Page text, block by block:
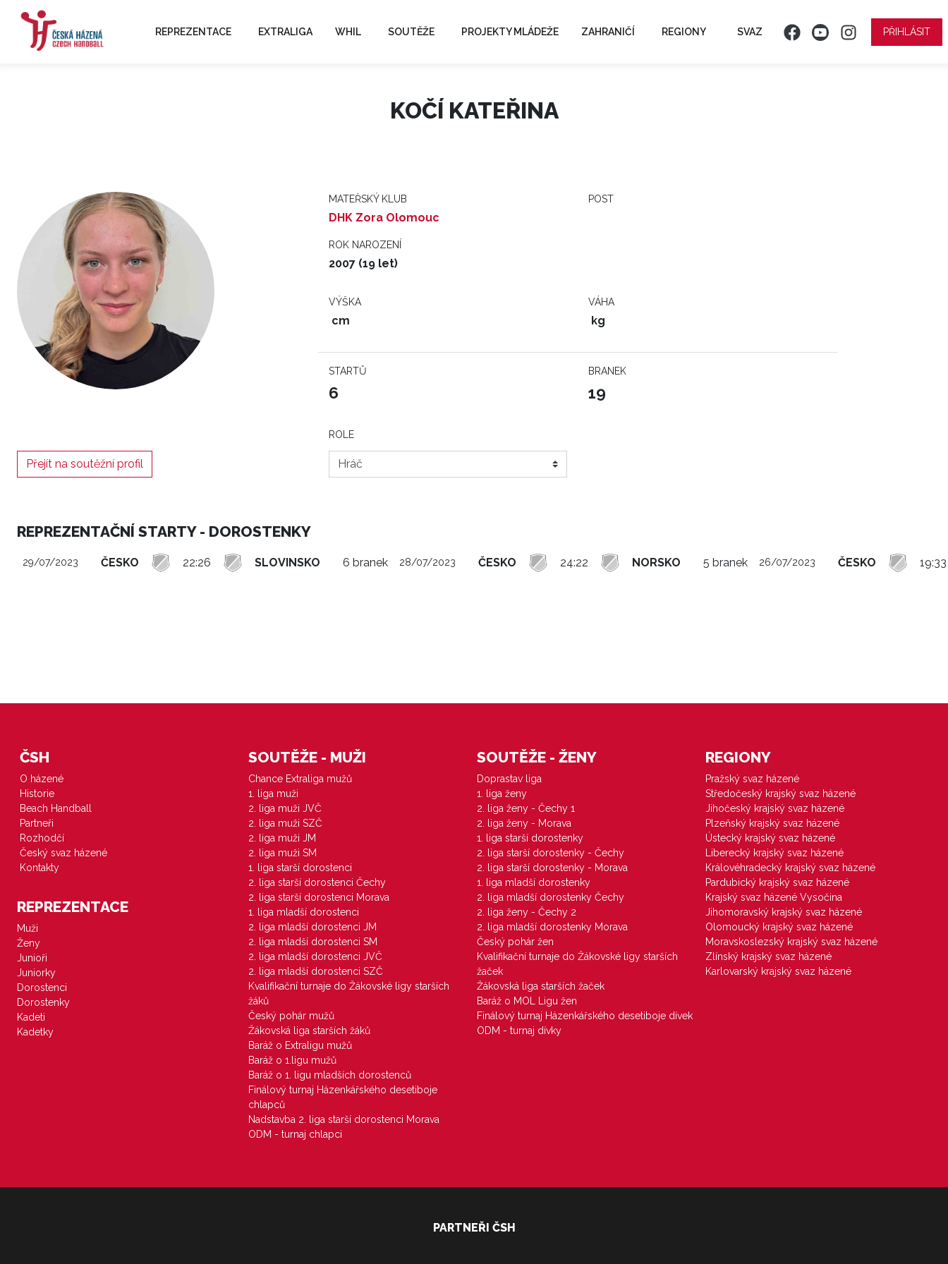
REPREZENTACE EXTRALIGA WHIL SOUTĚŽE PROJEKTY MLÁDEŽE ZAHRANIČÍ REGIONY SVAZ PŘIHLÁSIT
KOČÍ KATEŘINA
MATEŘSKÝ KLUB
DHK Zora Olomouc
POST
ROK NAROZENÍ
2007 (19 let)
VÝŠKA
cm
VÁHA
kg
STARTŮ
6
BRANEK
19
Přejít na soutěžní profil
ROLE
REPREZENTAČNÍ STARTY - DOROSTENKY
29/07/2023 ČESKO 22:26 SLOVINSKO 6 branek 28/07/2023 ČESKO 24:22 NORSKO 5 branek 26/07/2023 ČESKO 19:33
ČSH
O házené
Historie
Beach Handball
Partneři
Rozhodčí
Český svaz házené
Kontakty
REPREZENTACE
Muži
Ženy
Junioři
Juniorky
Dorostenci
Dorostenky
Kadeti
Kadetky
SOUTĚŽE - MUŽI
Chance Extraliga mužů
1. liga muži
2. liga muži JVČ
2. liga muži SZČ
2. liga muži JM
2. liga muži SM
1. liga starší dorostenci
2. liga starší dorostenci Čechy
2. liga starší dorostenci Morava
1. liga mladší dorostenci
2. liga mladší dorostenci JM
2. liga mladší dorostenci SM
2. liga mladší dorostenci JVČ
2. liga mladší dorostenci SZČ
Kvalifikační turnaje do Žákovské ligy starších
žáků
Český pohár mužů
Žákovská liga starších žáků
Baráž o Extraligu mužů
Baráž o 1.ligu mužů
Baráž o 1. ligu mladších dorostenců
Finálový turnaj Házenkářského desetiboje
chlapců
Nadstavba 2. liga starší dorostenci Morava
ODM - turnaj chlapci
SOUTĚŽE - ŽENY
Doprastav liga
1. liga ženy
2. liga ženy - Čechy 1
2. liga ženy - Morava
1. liga starší dorostenky
2. liga starší dorostenky - Čechy
2. liga starší dorostenky - Morava
1. liga mladší dorostenky
2. liga mladší dorostenky Čechy
2. liga ženy - Čechy 2
2. liga mladší dorostenky Morava
Český pohár žen
Kvalifikační turnaje do Žákovské ligy starších
žaček
Žákovská liga starších žaček
Baráž o MOL Ligu žen
Finálový turnaj Házenkářského desetiboje dívek
ODM - turnaj dívky
REGIONY
Pražský svaz házené
Středočeský krajský svaz házené
Jihočeský krajský svaz házené
Plzeňský krajský svaz házené
Ústecký krajský svaz házené
Liberecký krajský svaz házené
Královéhradecký krajský svaz házené
Pardubický krajský svaz házené
Krajský svaz házené Vysočina
Jihomoravský krajský svaz házené
Olomoucký krajský svaz házené
Moravskoslezský krajský svaz házené
Zlínský krajský svaz házené
Karlovarský krajský svaz házené
PARTNEŘI ČSH